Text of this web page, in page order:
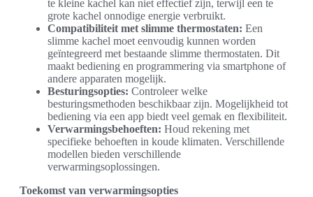
te kleine kachel kan niet effectief zijn, terwijl een te
grote kachel onnodige energie verbruikt.
Compatibiliteit met slimme thermostaten: Een
slimme kachel moet eenvoudig kunnen worden
geïntegreerd met bestaande slimme thermostaten. Dit
maakt bediening en programmering via smartphone of
andere apparaten mogelijk.
Besturingsopties: Controleer welke
besturingsmethoden beschikbaar zijn. Mogelijkheid tot
bediening via een app biedt veel gemak en flexibiliteit.
Verwarmingsbehoeften: Houd rekening met
specifieke behoeften in koude klimaten. Verschillende
modellen bieden verschillende
verwarmingsoplossingen.
Toekomst van verwarmingsopties